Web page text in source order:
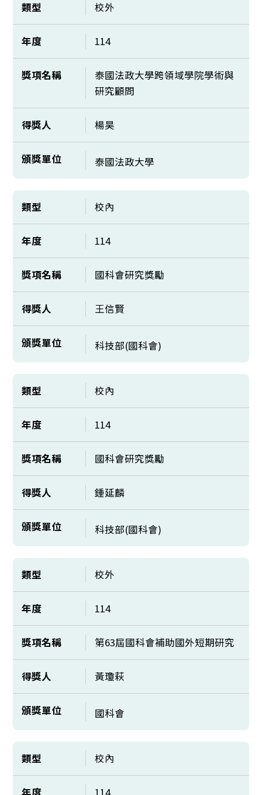
類型 校外
年度 114
獎項名稱
泰國法政大學跨領域學院學術與
研究顧問
得獎人 楊昊
頒獎單位 泰國法政大學
類型 校內
年度 114
獎項名稱 國科會研究獎勵
得獎人 王信賢
頒獎單位 科技部(國科會)
類型 校內
年度 114
獎項名稱 國科會研究獎勵
得獎人 鍾延麟
頒獎單位 科技部(國科會)
類型 校外
年度 114
獎項名稱 第63屆國科會補助國外短期研究
得獎人 黃瓊萩
頒獎單位 國科會
類型 校內
年度 114